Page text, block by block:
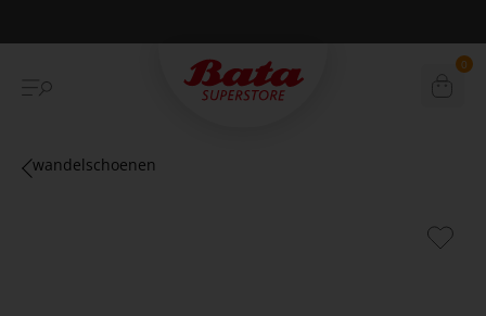
Betaal achteraf met Klarna 0
wandelschoenen